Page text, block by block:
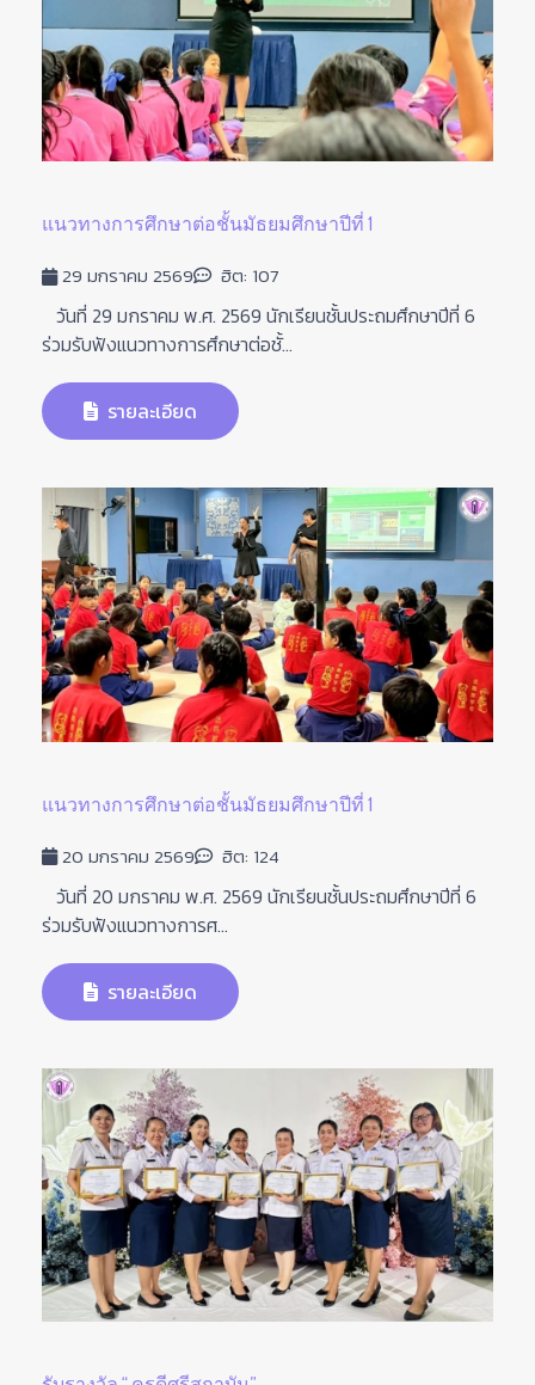
แนวทางการศึกษาต่อชั้นมัธยมศึกษาปีที่ 1
29 มกราคม 2569 ฮิต: 107
วันที่ 29 มกราคม พ.ศ. 2569 นักเรียนชั้นประถมศึกษาปีที่ 6
ร่วมรับฟังแนวทางการศึกษาต่อชั้...
รายละเอียด
แนวทางการศึกษาต่อชั้นมัธยมศึกษาปีที่ 1
20 มกราคม 2569 ฮิต: 124
วันที่ 20 มกราคม พ.ศ. 2569 นักเรียนชั้นประถมศึกษาปีที่ 6
ร่วมรับฟังแนวทางการศ...
รายละเอียด